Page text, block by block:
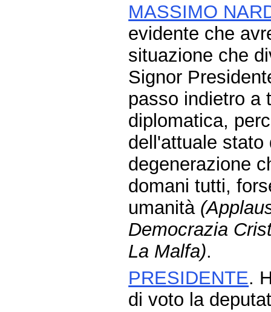
MASSIMO
evidente che
situazione che
Signor
passo indietro a
diplomatica,
dell'attuale
degenerazione
domani tutti,
umanità
Democrazia
La Malfa).
PRESIDENTE.
di voto la